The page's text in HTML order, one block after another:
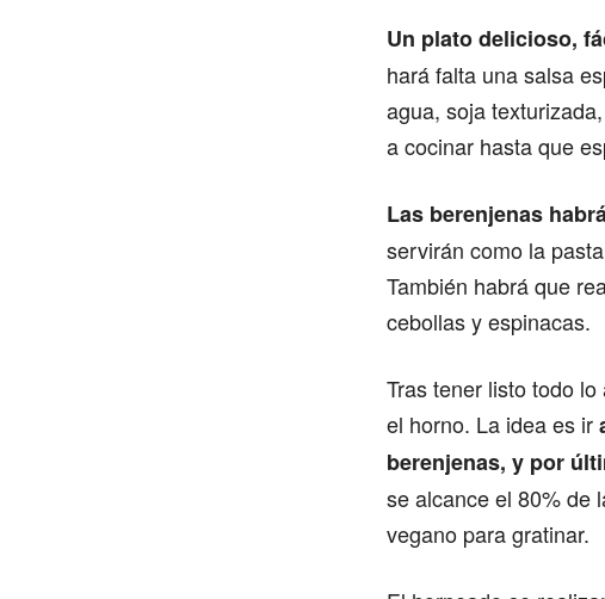
Un plato delicioso,
hará falta una salsa
agua, soja
a cocinar hasta que
Las berenjenas
servirán como la
También habrá que
cebollas y espinacas.
Tras tener listo todo
el horno. La idea es ir
berenjenas, y por
se alcance el 80% de
vegano para gratinar.